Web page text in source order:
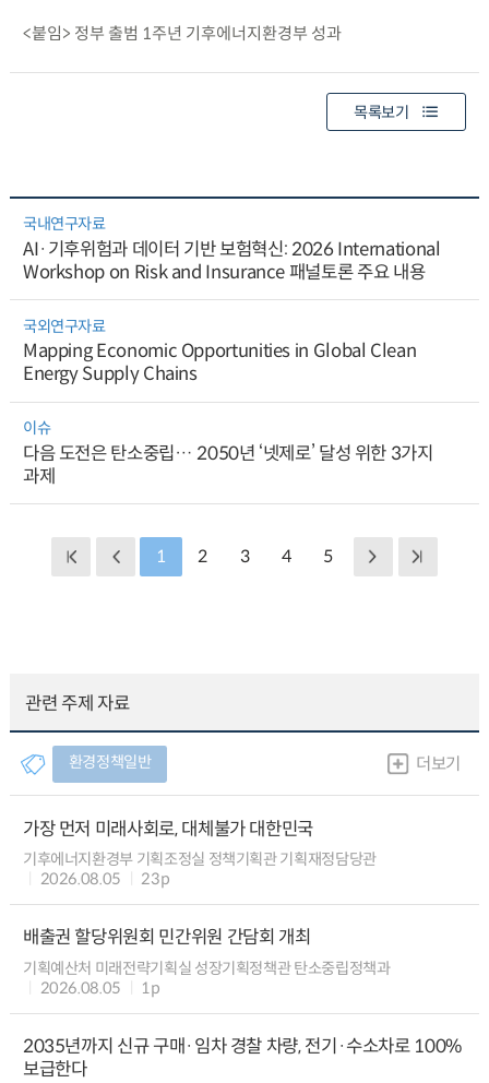
<붙임> 정부 출범 1주년 기후에너지환경부 성과
목록보기
국내연구자료
AI·기후위험과 데이터 기반 보험혁신: 2026 International
Workshop on Risk and Insurance 패널토론 주요 내용
국외연구자료
Mapping Economic Opportunities in Global Clean
Energy Supply Chains
이슈
다음 도전은 탄소중립… 2050년 ‘넷제로’ 달성 위한 3가지
과제
1 2 3 4 5
관련 주제 자료
환경정책일반 더보기
가장 먼저 미래사회로, 대체불가 대한민국
기후에너지환경부 기획조정실 정책기획관 기획재정담당관
2026.08.05
23p
배출권 할당위원회 민간위원 간담회 개최
기획예산처 미래전략기획실 성장기획정책관 탄소중립정책과
2026.08.05
1p
2035년까지 신규 구매·임차 경찰 차량, 전기·수소차로 100%
보급한다